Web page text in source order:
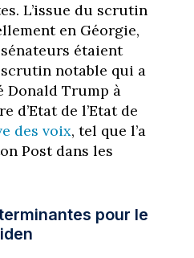
L’issue du scrutin
en Géorgie,
étaient
notable qui a
Donald Trump à
d’Etat de l’Etat de
des voix, tel que l’a
Post dans les
pour le